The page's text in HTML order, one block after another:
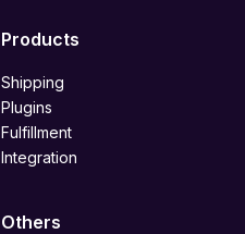
Products
Shipping
Plugins
Fulfillment
Integration
Others